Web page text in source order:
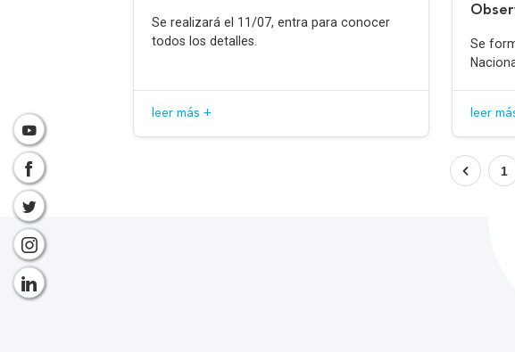
Se realizará el 11/07, entra para conocer
todos los detalles.
leer más +
Se
leer
1